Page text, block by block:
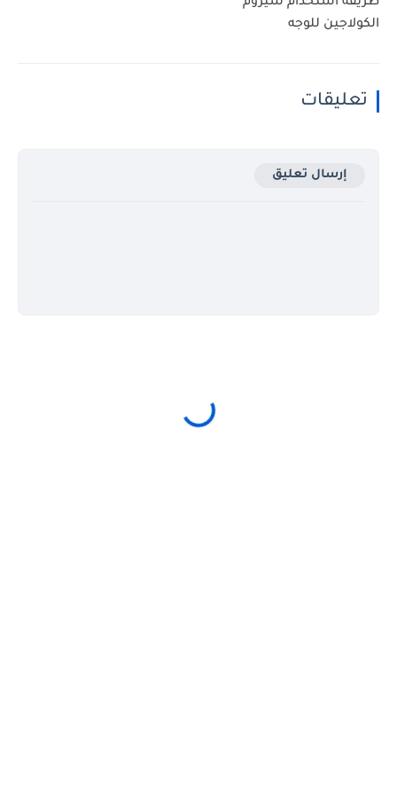
الكولاجين للوجه
تعليقات
إرسال تعليق